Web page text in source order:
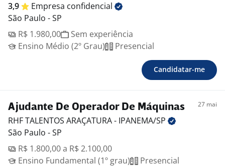
3,9 Empresa confidencial
São Paulo - SP
R$ 1.980,00
Sem experiência
Ensino Médio (2º Grau)
Presencial
Candidatar-me
Ajudante De Operador De Máquinas 27 mai
RHF TALENTOS ARAÇATURA - IPANEMA/SP
São Paulo - SP
R$ 1.800,00 a R$ 2.100,00
Ensino Fundamental (1º grau)
Presencial